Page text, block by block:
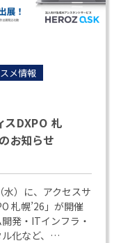
メ情報
スDXPO 札
お知らせ
）に、アクセスサ
札幌’26」が開催
発・ITインフラ・
ル化など、…